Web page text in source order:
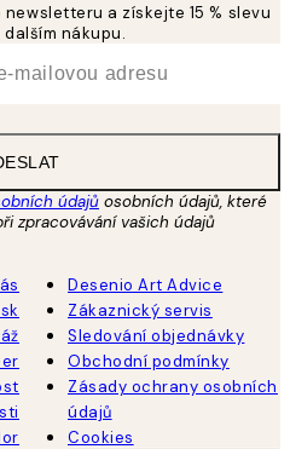
a získejte 15 % slevu
nákupu.
údajů osobních údajů, které
zpracovávání vašich údajů
Desenio Art Advice
Zákaznický servis
Sledování objednávky
Obchodní podmínky
Zásady ochrany osobních
údajů
Cookies